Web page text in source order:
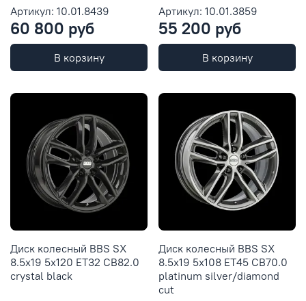
Артикул: 10.01.8439
60 800 руб
В корзину
Артикул: 10.01.3859
55 200 руб
В корзину
Диск колесный BBS SX
8.5x19 5x120 ET32 CB82.0
crystal black
Диск колесный BBS SX
8.5x19 5x108 ET45 CB70.0
platinum silver/diamond
cut